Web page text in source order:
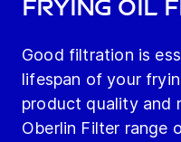
Frying oil
Good filtration is
lifespan of your
product quality and
Oberlin Filter range